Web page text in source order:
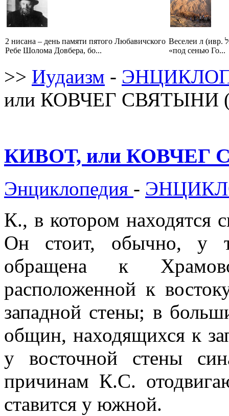
2 нисана – день памяти пятого Любавичского
Ребе Шолома Довбера, бо...
Веселеи л (ивр. בְּצַלְאֵל‎, Бецале ль — букв.
«под сенью Го...
>> Иудаизм -
или КОВЧЕГ СВЯТЫНИ
КИВОТ, или КОВЧЕГ
Энциклопедия -
К., в котором находятся
Он стоит, обычно, у
обращена к
расположенной к
западной стены; в
общин, находящихся к
у восточной стены
причинам К.С.
ставится у южной.